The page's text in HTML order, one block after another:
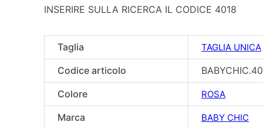
INSERIRE SULLA RICERCA IL CODICE 4018
Taglia TAGLIA UNICA
Codice articolo
Colore
ROSA
Marca BABY CHIC